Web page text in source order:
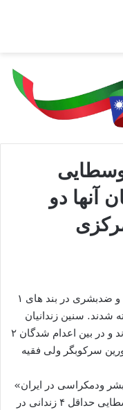
آنها دو
روز یکشنبه ۱۶ آذر ماه در یک اعدام جمعی و ضدبشری در بند های ۱
شدند. سنین زندانیان
اعدام شده امروز بین ۲۳ الی ۳۵ ساله بودند و در بین اعدام شدگان ۲
سرکوبگر ولی فقیه
ودمکراسی در ایران»
صبح امروز در یک اعدام جمعی و قرون وسطایی حداقل ۴ زندانی در